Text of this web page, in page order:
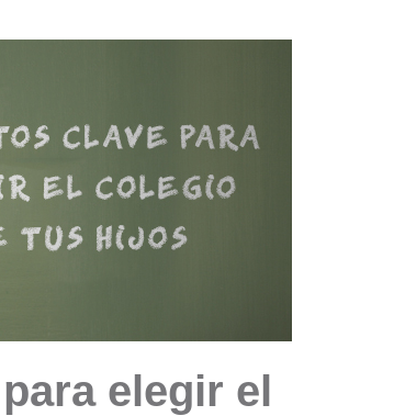
elegir el